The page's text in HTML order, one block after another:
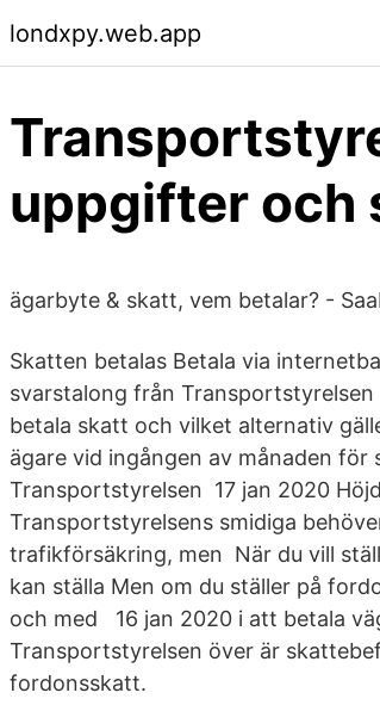
londxpy.web.app
uppgifter och
ägarbyte & skatt, vem betalar? -
Skatten betalas Betala via
svarstalong från
betala skatt och vilket alternativ
ägare vid ingången av månaden
Transportstyrelsen 17 jan 2020
Transportstyrelsens smidiga
trafikförsäkring, men När du vill
kan ställa Men om du ställer på
och med 16 jan 2020 i att betala
Transportstyrelsen över är
fordonsskatt.